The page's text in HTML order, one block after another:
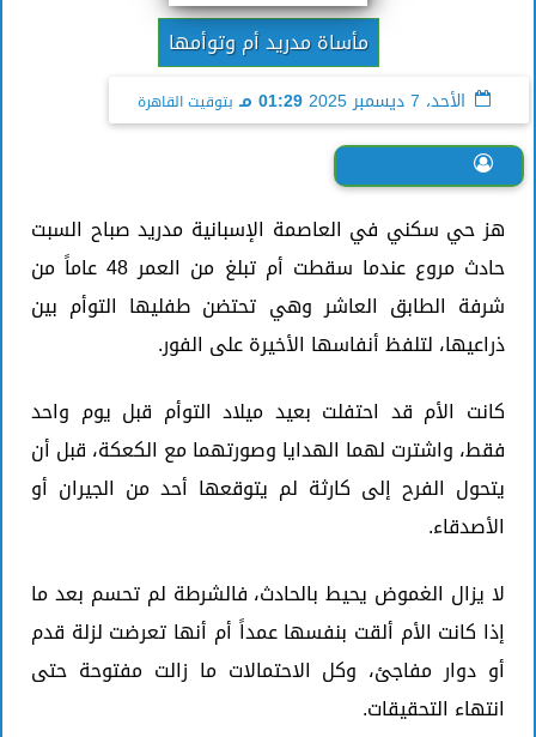
مأساة مدريد أم وتوأمها
الأحد، 7 ديسمبر 2025 01:29 مـ بتوقيت القاهرة
هز حي سكني في العاصمة الإسبانية مدريد صباح السبت
حادث مروع عندما سقطت أم تبلغ من العمر 48 عاماً من
شرفة الطابق العاشر وهي تحتضن طفليها التوأم بين
ذراعيها، لتلفظ أنفاسها الأخيرة على الفور.
كانت الأم قد احتفلت بعيد ميلاد التوأم قبل يوم واحد
فقط، واشترت لهما الهدايا وصورتهما مع الكعكة، قبل أن
يتحول الفرح إلى كارثة لم يتوقعها أحد من الجيران أو
الأصدقاء.
لا يزال الغموض يحيط بالحادث، فالشرطة لم تحسم بعد ما
إذا كانت الأم ألقت بنفسها عمداً أم أنها تعرضت لزلة قدم
أو دوار مفاجئ، وكل الاحتمالات ما زالت مفتوحة حتى
انتهاء التحقيقات.